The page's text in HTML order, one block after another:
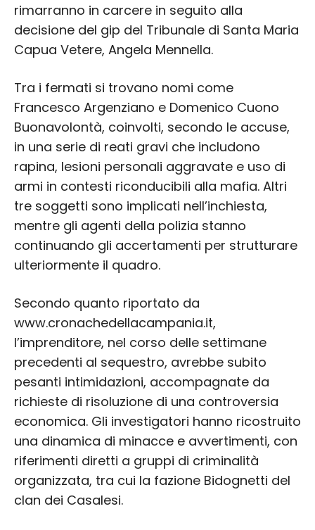
rimarranno in carcere in seguito alla
decisione del gip del Tribunale di Santa Maria
Capua Vetere, Angela Mennella.
Tra i fermati si trovano nomi come
Francesco Argenziano e Domenico Cuono
Buonavolontà, coinvolti, secondo le accuse,
in una serie di reati gravi che includono
rapina, lesioni personali aggravate e uso di
armi in contesti riconducibili alla mafia. Altri
tre soggetti sono implicati nell’inchiesta,
mentre gli agenti della polizia stanno
continuando gli accertamenti per strutturare
ulteriormente il quadro.
Secondo quanto riportato da
www.cronachedellacampania.it,
l’imprenditore, nel corso delle settimane
precedenti al sequestro, avrebbe subito
pesanti intimidazioni, accompagnate da
richieste di risoluzione di una controversia
economica. Gli investigatori hanno ricostruito
una dinamica di minacce e avvertimenti, con
riferimenti diretti a gruppi di criminalità
organizzata, tra cui la fazione Bidognetti del
clan dei Casalesi.